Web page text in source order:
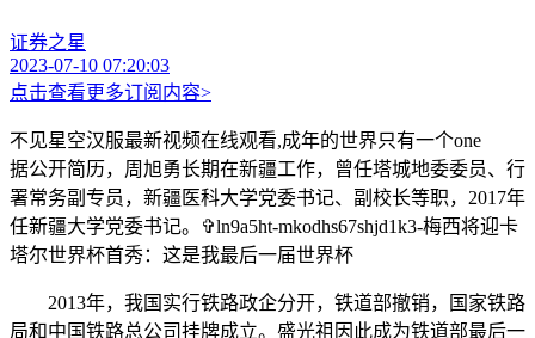
证券之星
2023-07-10 07:20:03
点击查看更多订阅内容>
不见星空汉服最新视频在线观看,成年的世界只有一个one
据公开简历，周旭勇长期在新疆工作，曾任塔城地委委员、行
署常务副专员，新疆医科大学党委书记、副校长等职，2017年
任新疆大学党委书记。✞ln9a5ht-mkodhs67shjd1k3-梅西将迎卡
塔尔世界杯首秀：这是我最后一届世界杯
2013年，我国实行铁路政企分开，铁道部撤销，国家铁路
局和中国铁路总公司挂牌成立。盛光祖因此成为铁道部最后一